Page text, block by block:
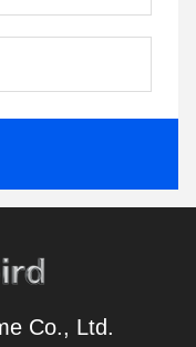
Co., Ltd.